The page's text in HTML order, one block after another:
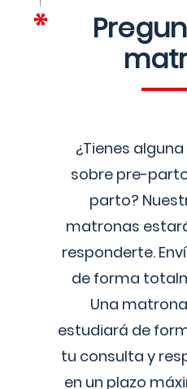
¿Tienes
sobre pre-
parto?
matronas
responderte.
de forma
Una
estudiará de
tu consulta y
en un plazo